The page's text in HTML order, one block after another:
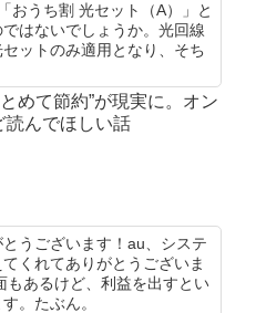
おうち割 光セット（A）」と
はないでしょうか。光回線
ットのみ適用となり、そち
めて節約”が現実に。オン
読んでほしい話
うございます！au、システ
くれてありがとうございま
もあるけど、利益を出すとい
。たぶん。